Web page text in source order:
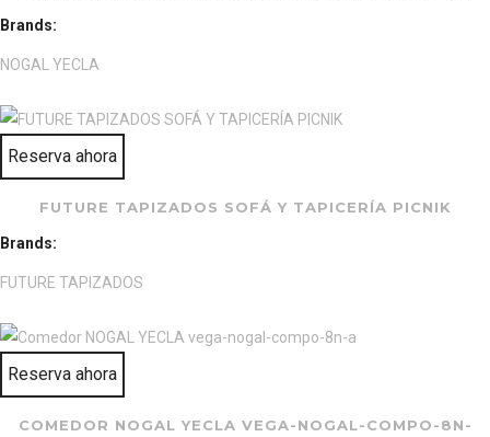
Brands:
NOGAL YECLA
Reserva ahora
FUTURE TAPIZADOS SOFÁ Y TAPICERÍA PICNIK
Brands:
FUTURE TAPIZADOS
Reserva ahora
COMEDOR NOGAL YECLA VEGA-NOGAL-COMPO-8N-